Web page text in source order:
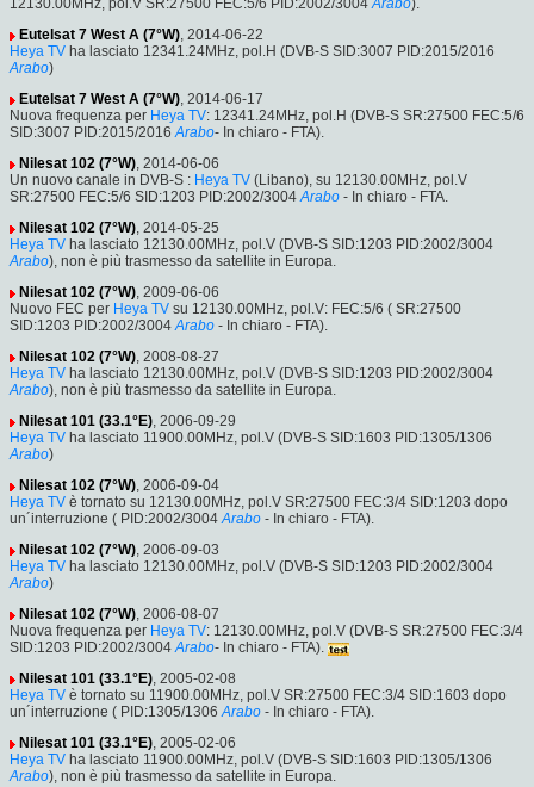
12130.00MHz, pol.V SR:27500 FEC:5/6 PID:2002/3004 Arabo).
Eutelsat 7 West A (7°W), 2014-06-22
Heya TV ha lasciato 12341.24MHz, pol.H (DVB-S SID:3007 PID:2015/2016
Arabo)
Eutelsat 7 West A (7°W), 2014-06-17
Nuova frequenza per Heya TV: 12341.24MHz, pol.H (DVB-S SR:27500 FEC:5/6
SID:3007 PID:2015/2016 Arabo- In chiaro - FTA).
Nilesat 102 (7°W), 2014-06-06
Un nuovo canale in DVB-S : Heya TV (Libano), su 12130.00MHz, pol.V
SR:27500 FEC:5/6 SID:1203 PID:2002/3004 Arabo - In chiaro - FTA.
Nilesat 102 (7°W), 2014-05-25
Heya TV ha lasciato 12130.00MHz, pol.V (DVB-S SID:1203 PID:2002/3004
Arabo), non è più trasmesso da satellite in Europa.
Nilesat 102 (7°W), 2009-06-06
Nuovo FEC per Heya TV su 12130.00MHz, pol.V: FEC:5/6 ( SR:27500
SID:1203 PID:2002/3004 Arabo - In chiaro - FTA).
Nilesat 102 (7°W), 2008-08-27
Heya TV ha lasciato 12130.00MHz, pol.V (DVB-S SID:1203 PID:2002/3004
Arabo), non è più trasmesso da satellite in Europa.
Nilesat 101 (33.1°E), 2006-09-29
Heya TV ha lasciato 11900.00MHz, pol.V (DVB-S SID:1603 PID:1305/1306
Arabo)
Nilesat 102 (7°W), 2006-09-04
Heya TV è tornato su 12130.00MHz, pol.V SR:27500 FEC:3/4 SID:1203 dopo
un´interruzione ( PID:2002/3004 Arabo - In chiaro - FTA).
Nilesat 102 (7°W), 2006-09-03
Heya TV ha lasciato 12130.00MHz, pol.V (DVB-S SID:1203 PID:2002/3004
Arabo)
Nilesat 102 (7°W), 2006-08-07
Nuova frequenza per Heya TV: 12130.00MHz, pol.V (DVB-S SR:27500 FEC:3/4
SID:1203 PID:2002/3004 Arabo- In chiaro - FTA).
Nilesat 101 (33.1°E), 2005-02-08
Heya TV è tornato su 11900.00MHz, pol.V SR:27500 FEC:3/4 SID:1603 dopo
un´interruzione ( PID:1305/1306 Arabo - In chiaro - FTA).
Nilesat 101 (33.1°E), 2005-02-06
Heya TV ha lasciato 11900.00MHz, pol.V (DVB-S SID:1603 PID:1305/1306
Arabo), non è più trasmesso da satellite in Europa.